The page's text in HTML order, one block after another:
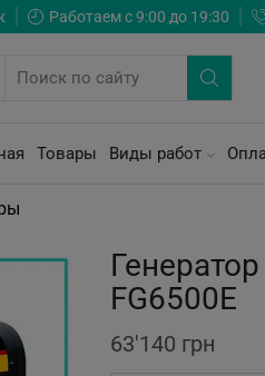
Работаем с 9:00 до 19:30
Товары Виды работ
FG6500E
63'140 грн